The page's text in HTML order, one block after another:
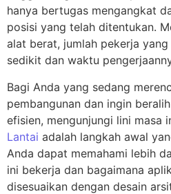
hanya bertugas mengangkat
posisi yang telah ditentukan.
alat berat, jumlah pekerja
sedikit dan waktu
Bagi Anda yang sedang
pembangunan dan ingin
efisien, mengunjungi lini masa
Lantai adalah langkah awal
Anda dapat memahami lebih
ini bekerja dan bagaimana
disesuaikan dengan desain